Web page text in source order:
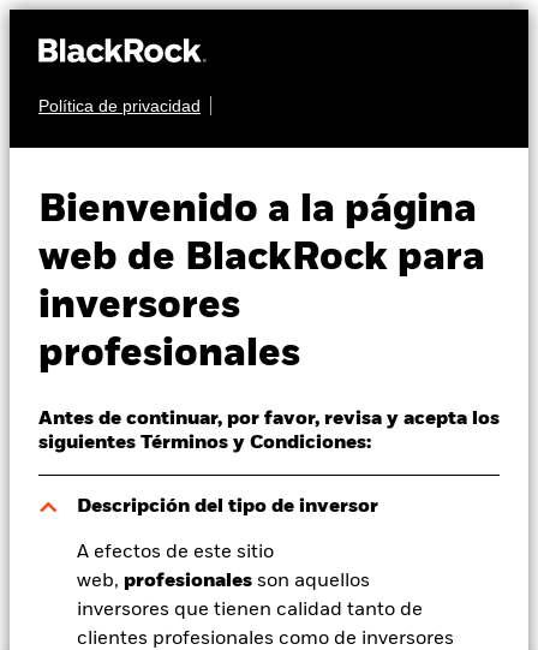
Política de privacidad
Bienvenido a la página
web de BlackRock para
inversores
profesionales
Antes de continuar, por favor, revisa y acepta los
siguientes Términos y Condiciones:
Descripción del tipo de inversor
A efectos de este sitio
web, profesionales son aquellos
inversores que tienen calidad tanto de
clientes profesionales como de inversores
Perspectivas
Visión de mercado
Educación
Profesionales
España
Change location
BlackRock
iShares
MidCap Opportunities
Fund
USD 15,98
Variación del valor liquidativo a 07 ago 2026
USD 0,04 (0,25%)